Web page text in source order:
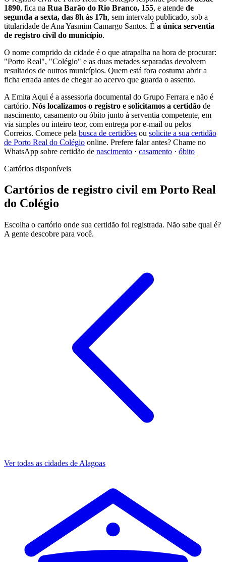
1890, fica na Rua Barão do Rio Branco, 155, e atende de
segunda a sexta, das 8h às 17h, sem intervalo publicado, sob a
titularidade de Ana Yasmim Camargo Santos. É a única serventia
de registro civil do município.
O nome comprido da cidade é o que atrapalha na hora de procurar:
"Porto Real", "Colégio" e as duas metades separadas devolvem
resultados de outros municípios. Quem está fora costuma abrir a
ficha errada antes de chegar ao acervo que guarda o assento.
A Emita Aqui é a assessoria documental do Grupo Ferrara e não é
cartório. Nós localizamos o registro e solicitamos a certidão de
nascimento, casamento ou óbito junto à serventia competente, em
via simples ou inteiro teor, com entrega por e-mail ou pelos
Correios. Comece pela busca de certidões ou solicite a sua certidão
de Porto Real do Colégio online. Prefere falar antes? Chame no
WhatsApp sobre certidão de nascimento · casamento · óbito
Cartórios disponíveis
Cartórios de registro civil em Porto Real
do Colégio
Escolha o cartório onde sua certidão foi registrada. Não sabe qual é?
A gente descobre para você.
Ver todas as cidades de Alagoas